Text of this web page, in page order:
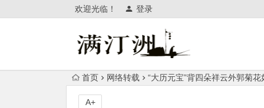
欢迎光临！ 登录
首页 网络转载 “大历元宝”背四朵祥云外郭菊
A+